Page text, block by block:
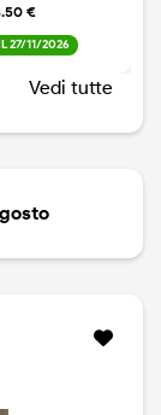
€
27/11/2026
Vedi tutte